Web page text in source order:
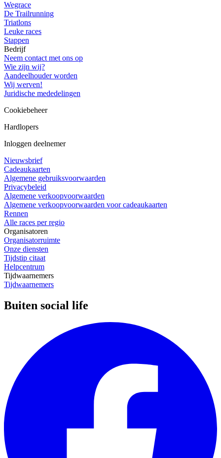
Wegrace
De Trailrunning
Triatlons
Leuke races
Stappen
Bedrijf
Neem contact met ons op
Wie zijn wij?
Aandeelhouder worden
Wij werven!
Juridische mededelingen
Cookiebeheer
Hardlopers
Inloggen deelnemer
Nieuwsbrief
Cadeaukaarten
Algemene gebruiksvoorwaarden
Privacybeleid
Algemene verkoopvoorwaarden
Algemene verkoopvoorwaarden voor cadeaukaarten
Rennen
Alle races per regio
Organisatoren
Organisatorruimte
Onze diensten
Tijdstip citaat
Helpcentrum
Tijdwaarnemers
Tijdwaarnemers
Buiten social life